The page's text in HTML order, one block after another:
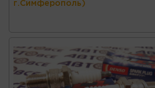
г.Симферополь)